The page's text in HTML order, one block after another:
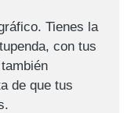
Tienes la
con tus
de que tus